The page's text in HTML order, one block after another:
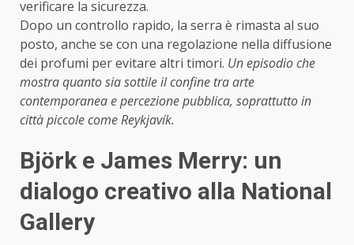
verificare la sicurezza.
Dopo un controllo rapido, la serra è rimasta al suo
posto, anche se con una regolazione nella diffusione
dei profumi per evitare altri timori. Un episodio che
mostra quanto sia sottile il confine tra arte
contemporanea e percezione pubblica, soprattutto in
città piccole come Reykjavík.
Björk e James Merry: un
dialogo creativo alla National
Gallery